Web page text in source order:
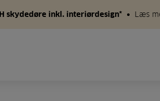
skydedøre inkl. interiørdesign* Læs